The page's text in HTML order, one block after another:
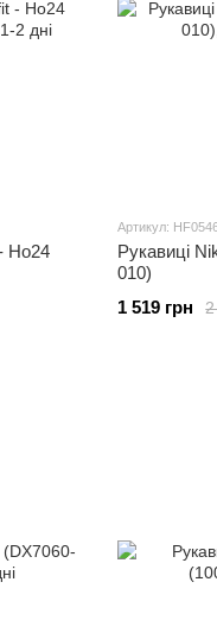
Ho24
Артикул:
Рукавиці
010)
1 519 грн